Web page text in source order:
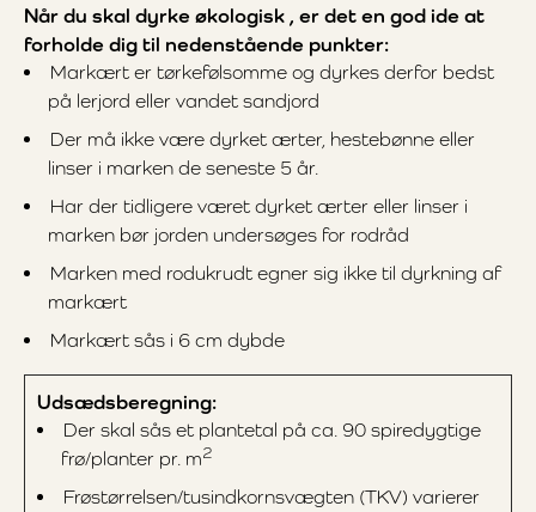
Når du skal dyrke økologisk , er det en god ide at
forholde dig til nedenstående punkter:
Markært er tørkefølsomme og dyrkes derfor bedst
på lerjord eller vandet sandjord
Der må ikke være dyrket ærter, hestebønne eller
linser i marken de seneste 5 år.
Har der tidligere været dyrket ærter eller linser i
marken bør jorden undersøges for rodråd
Marken med rodukrudt egner sig ikke til dyrkning af
markært
Markært sås i 6 cm dybde
Udsædsberegning:
Der skal sås et plantetal på ca. 90 spiredygtige
frø/planter pr. m2
Frøstørrelsen/tusindkornsvægten (TKV) varierer